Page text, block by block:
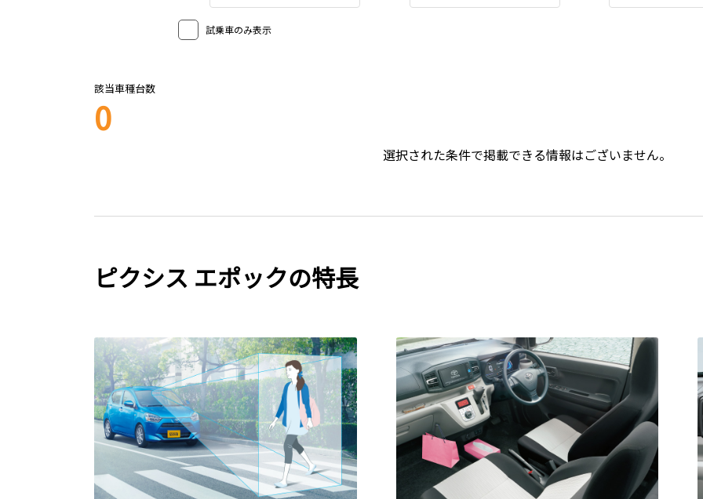
試乗車のみ表示
該当車種台数
0
選択された条件で掲載できる情報はございません。
ピクシス エポックの特長